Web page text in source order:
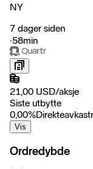
NY
7 dager siden
‧58min
21,00 USD/aksje
Siste utbytte
0,00%
Vis
Ordredybde